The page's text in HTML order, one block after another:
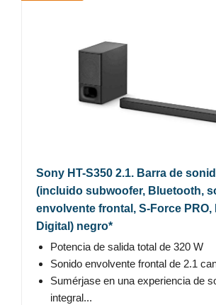
Sony HT-S350 2.1. Barra de
(incluido subwoofer, Bluetooth,
envolvente frontal, S-Force PRO,
Digital) negro*
Potencia de salida total de 320 W
Sonido envolvente frontal de 2.1
Sumérjase en una experiencia de
integral...